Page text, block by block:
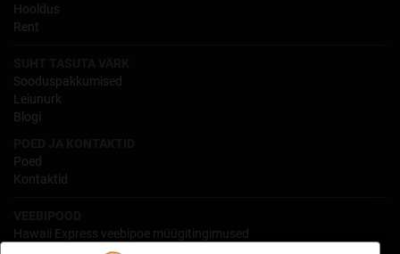
Hooldus
Rent
Sooduspakkumised
Leiunurk
Blogi
Poed
Kontaktid
Hawaii Express veebipoe müügitingimused
Isikuandmete töötlemine